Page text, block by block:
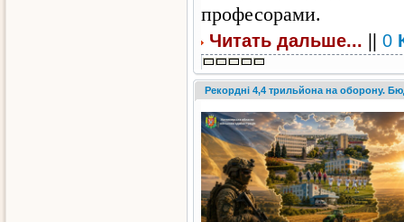
професорами.
Читать дальше... || 0
Рекордні 4,4 трильйона на оборону.